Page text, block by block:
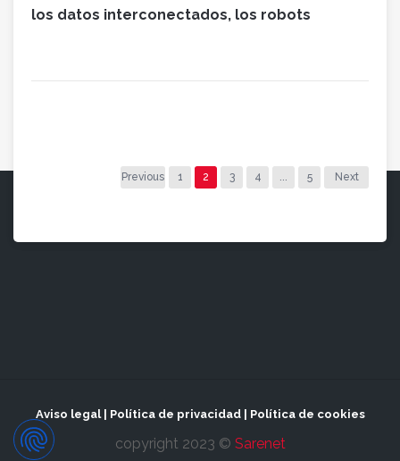
los datos interconectados, los robots
Previous 1 2 3 4 5 Next
Aviso legal| Política de privacidad| Política de cookies
copyright 2023 © Sarenet